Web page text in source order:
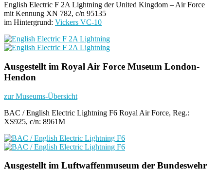
English Electric F 2A Lightning der United Kingdom – Air Force
mit Kennung XN 782, c/n 95135
im Hintergrund: Vickers VC-10
Ausgestellt im Royal Air Force Museum London-
Hendon
zur Museums-Übersicht
BAC / English Electric Lightning F6 Royal Air Force, Reg.:
XS925, c/n: 8961M
Ausgestellt im Luftwaffenmuseum der Bundeswehr